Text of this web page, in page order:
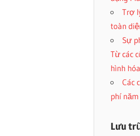
Trợ
toàn
Sự
Từ các
hình
Các
phí
Lưu